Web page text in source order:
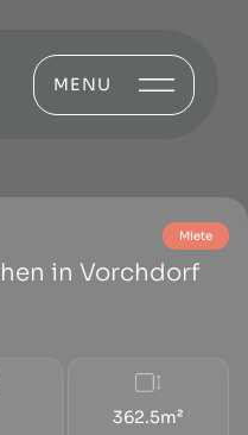
MENU
Miete
in Vorchdorf
362.5m²